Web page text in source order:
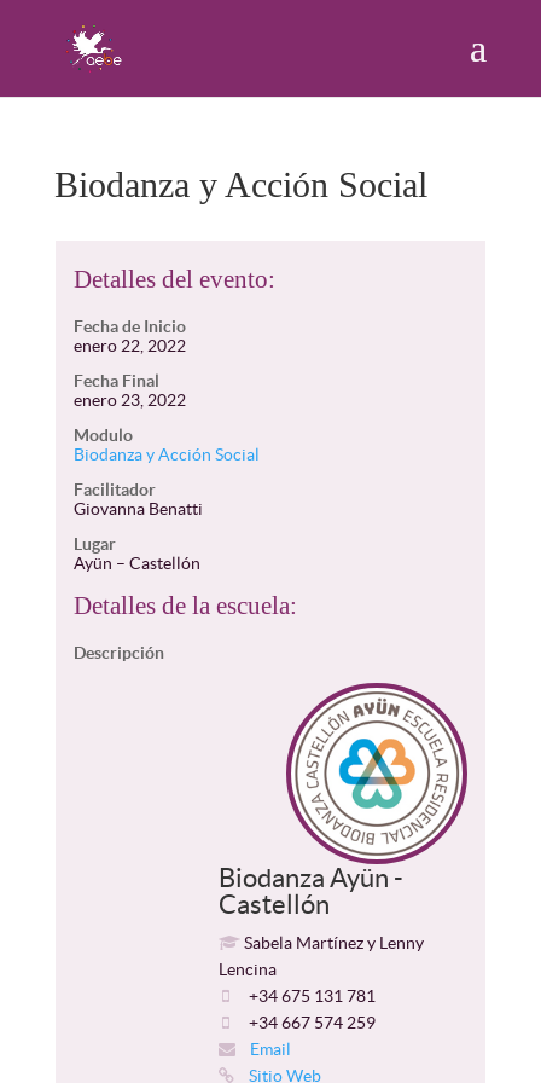
Biodanza y Acción Social
Detalles del evento:
Fecha de Inicio
enero 22, 2022
Fecha Final
enero 23, 2022
Modulo
Biodanza y Acción Social
Facilitador
Giovanna Benatti
Lugar
Ayün – Castellón
Detalles de la escuela:
Descripción
Biodanza Ayün -
Castellón
Sabela Martínez y Lenny
Lencina
+34 675 131 781
+34 667 574 259
Email
Sitio Web